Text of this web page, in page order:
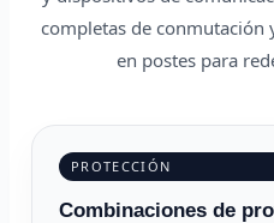
completas de conmutación
en postes para
PROTECCIÓN
Combinaciones de